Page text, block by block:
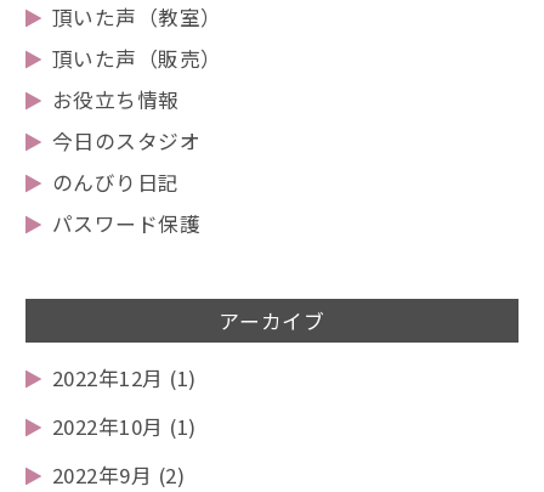
頂いた声（教室）
頂いた声（販売）
お役立ち情報
今日のスタジオ
のんびり日記
パスワード保護
アーカイブ
2022年12月 (1)
2022年10月 (1)
2022年9月 (2)